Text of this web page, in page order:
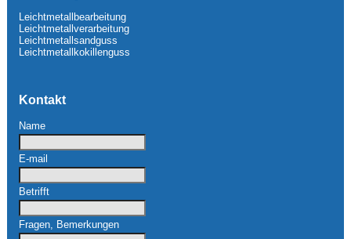
Leichtmetallbearbeitung
Leichtmetallverarbeitung
Leichtmetallsandguss
Leichtmetallkokillenguss
Kontakt
Name
E-mail
Betrifft
Fragen, Bemerkungen